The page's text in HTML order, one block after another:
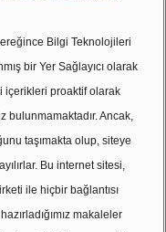
Bilgi Teknolojileri
bir Yer Sağlayıcı olarak
içerikleri proaktif olarak
bulunmamaktadır. Ancak,
taşımakta olup, siteye
Bu internet sitesi,
ile hiçbir bağlantısı
makaleler